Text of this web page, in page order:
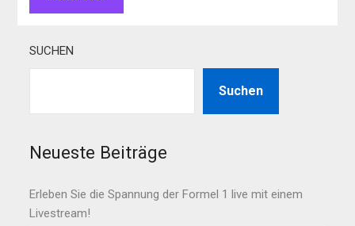
SUCHEN
Suchen
Neueste Beiträge
Erleben Sie die Spannung der Formel 1 live mit einem
Livestream!